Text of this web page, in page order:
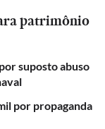
patrimônio
suposto abuso
por propaganda